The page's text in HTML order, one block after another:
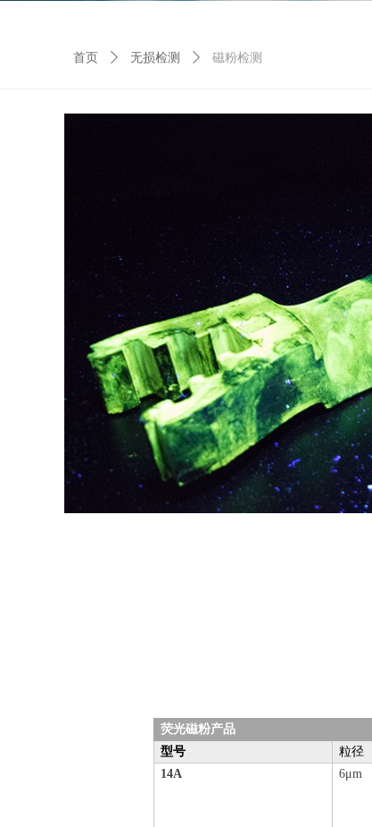
首页 ꄲ 无损检测 ꄲ 磁粉检测
荧光磁粉产品
型号
粒径
14A
6μm